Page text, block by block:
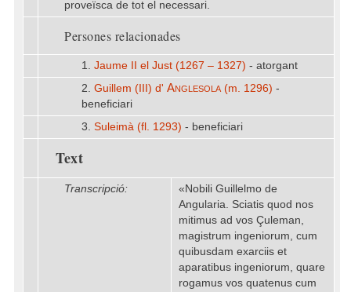
proveïsca de tot el necessari.
Persones relacionades
1. Jaume II el Just (1267 – 1327) - atorgant
2. Guillem (III) d' Anglesola(m. 1296) -
beneficiari
3. Suleimà (fl. 1293) - beneficiari
Text
Transcripció:
«Nobili Guillelmo de
Angularia. Sciatis quod nos
mitimus ad vos Çuleman,
magistrum ingeniorum, cum
quibusdam exarciis et
aparatibus ingeniorum, quare
rogamus vos quatenus cum